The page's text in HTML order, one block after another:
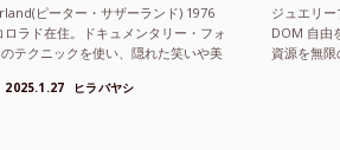
ピーター・サザーランド) 1976
ラド在住。ドキュメンタリー・フォ
のテクニックを使い、隠れた笑いや美
2025.1.27 ヒラバヤシ
ジュエリー
DOM 自由
資源を無